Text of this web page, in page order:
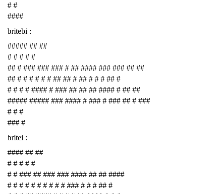
# #
####
britebi :
##### ## ##
# # # # #
## # ### ### ### # ## #### ### ### ## ##
## # # # # # # ## ## # ## # # # ## #
# # # # #### # ### ## ## ## #### # ## ##
##### ##### ### #### # ### # ### ## # ###
# # #
### #
britei :
#### ## ##
# # # # #
# # ### ## ### ### #### ## ## ####
# # # # # # # # # # ### # # # ## #